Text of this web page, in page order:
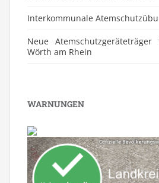
⁠Interkommunale
Neue
Wörth am Rhein
WARNUNGEN